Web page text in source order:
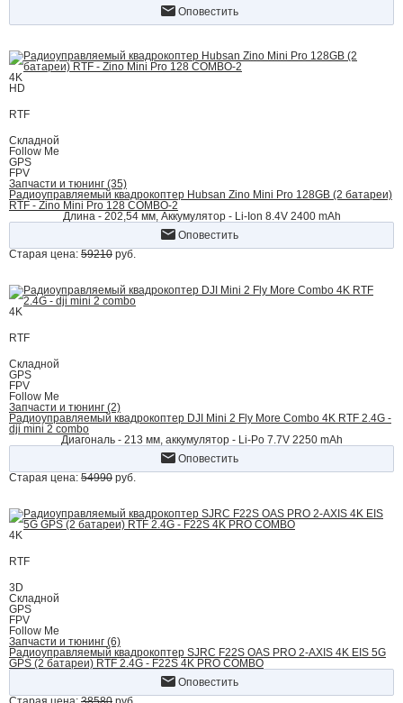
Оповестить
4K
HD
RTF
Складной
Follow Me
GPS
FPV
Запчасти и тюнинг (35)
Радиоуправляемый квадрокоптер Hubsan Zino Mini Pro 128GB (2 батареи)
RTF - Zino Mini Pro 128 COMBO-2
Длина - 202,54 мм, Аккумулятор - Li-Ion 8.4V 2400 mAh
Оповестить
Старая цена: 59210 руб.
4K
RTF
Складной
GPS
FPV
Follow Me
Запчасти и тюнинг (2)
Радиоуправляемый квадрокоптер DJI Mini 2 Fly More Combo 4K RTF 2.4G -
dji mini 2 combo
Диагональ - 213 мм, аккумулятор - Li-Po 7.7V 2250 mAh
Оповестить
Старая цена: 54990 руб.
4K
RTF
3D
Складной
GPS
FPV
Follow Me
Запчасти и тюнинг (6)
Радиоуправляемый квадрокоптер SJRC F22S OAS PRO 2-AXIS 4K EIS 5G
GPS (2 батареи) RTF 2.4G - F22S 4K PRO COMBO
Оповестить